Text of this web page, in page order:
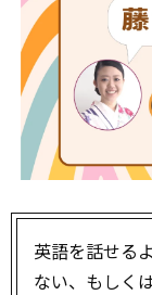
英語を話せる
ない、もしく